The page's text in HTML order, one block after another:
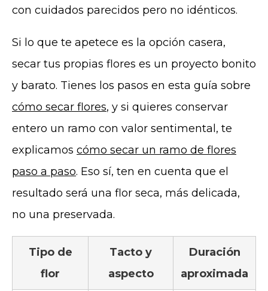
con cuidados parecidos pero no idénticos.
Si lo que te apetece es la opción casera,
secar tus propias flores es un proyecto bonito
y barato. Tienes los pasos en esta guía sobre
cómo secar flores, y si quieres conservar
entero un ramo con valor sentimental, te
explicamos cómo secar un ramo de flores
paso a paso. Eso sí, ten en cuenta que el
resultado será una flor seca, más delicada,
no una preservada.
Tipo de
flor
Tacto y
aspecto
Duración
aproximada